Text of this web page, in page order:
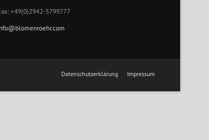
+49(0)2942-5799777
Datenschutzerklärung Impressum